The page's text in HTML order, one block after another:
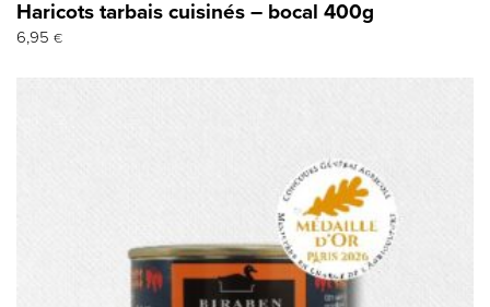
Haricots tarbais cuisinés – bocal 400g
6,95 €